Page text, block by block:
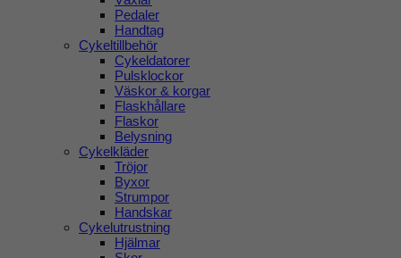
Pedaler
Handtag
Cykeltillbehör
Cykeldatorer
Pulsklockor
Väskor & korgar
Flaskhållare
Flaskor
Belysning
Cykelkläder
Tröjor
Byxor
Strumpor
Handskar
Cykelutrustning
Hjälmar